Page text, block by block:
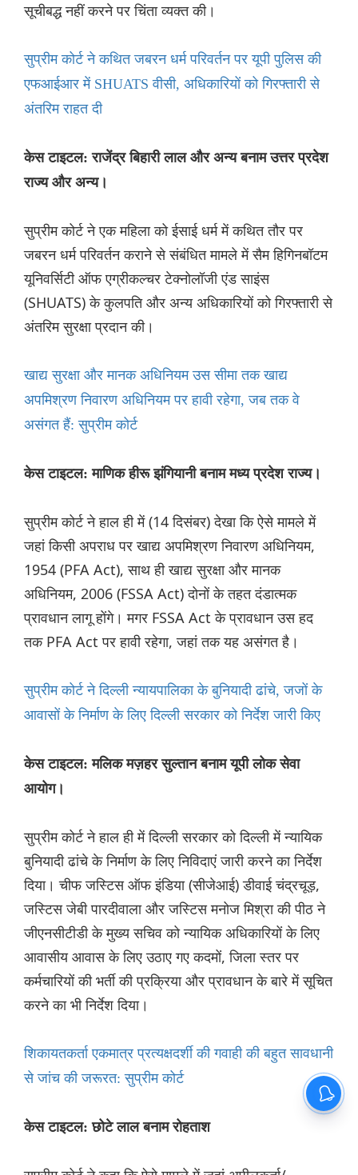
सूचीबद्ध नहीं करने पर चिंता व्यक्त की।
सुप्रीम कोर्ट ने कथित जबरन धर्म परिवर्तन पर यूपी पुलिस की
एफआईआर में SHUATS वीसी, अधिकारियों को गिरफ्तारी से
अंतरिम राहत दी
केस टाइटल: राजेंद्र बिहारी लाल और अन्य बनाम उत्तर प्रदेश
राज्य और अन्य।
सुप्रीम कोर्ट ने एक महिला को ईसाई धर्म में कथित तौर पर
जबरन धर्म परिवर्तन कराने से संबंधित मामले में सैम हिगिनबॉटम
यूनिवर्सिटी ऑफ एग्रीकल्चर टेक्नोलॉजी एंड साइंस
(SHUATS) के कुलपति और अन्य अधिकारियों को गिरफ्तारी से
अंतरिम सुरक्षा प्रदान की।
खाद्य सुरक्षा और मानक अधिनियम उस सीमा तक खाद्य
अपमिश्रण निवारण अधिनियम पर हावी रहेगा, जब तक वे
असंगत हैं: सुप्रीम कोर्ट
केस टाइटल: माणिक हीरू झंगियानी बनाम मध्य प्रदेश राज्य।
सुप्रीम कोर्ट ने हाल ही में (14 दिसंबर) देखा कि ऐसे मामले में
जहां किसी अपराध पर खाद्य अपमिश्रण निवारण अधिनियम,
1954 (PFA Act), साथ ही खाद्य सुरक्षा और मानक
अधिनियम, 2006 (FSSA Act) दोनों के तहत दंडात्मक
प्रावधान लागू होंगे। मगर FSSA Act के प्रावधान उस हद
तक PFA Act पर हावी रहेगा, जहां तक यह असंगत है।
सुप्रीम कोर्ट ने दिल्ली न्यायपालिका के बुनियादी ढांचे, जजों के
आवासों के निर्माण के लिए दिल्ली सरकार को निर्देश जारी किए
केस टाइटल: मलिक मज़हर सुल्तान बनाम यूपी लोक सेवा
आयोग।
सुप्रीम कोर्ट ने हाल ही में दिल्ली सरकार को दिल्ली में न्यायिक
बुनियादी ढांचे के निर्माण के लिए निविदाएं जारी करने का निर्देश
दिया। चीफ जस्टिस ऑफ इंडिया (सीजेआई) डीवाई चंद्रचूड़,
जस्टिस जेबी पारदीवाला और जस्टिस मनोज मिश्रा की पीठ ने
जीएनसीटीडी के मुख्य सचिव को न्यायिक अधिकारियों के लिए
आवासीय आवास के लिए उठाए गए कदमों, जिला स्तर पर
कर्मचारियों की भर्ती की प्रक्रिया और प्रावधान के बारे में सूचित
करने का भी निर्देश दिया।
शिकायतकर्ता एकमात्र प्रत्यक्षदर्शी की गवाही की बहुत सावधानी
से जांच की जरूरत: सुप्रीम कोर्ट
केस टाइटल: छोटे लाल बनाम रोहताश